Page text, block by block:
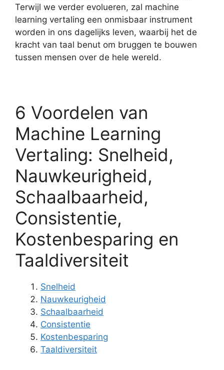
Terwijl we verder evolueren, zal machine
learning vertaling een onmisbaar instrument
worden in ons dagelijks leven, waarbij het de
kracht van taal benut om bruggen te bouwen
tussen mensen over de hele wereld.
6 Voordelen van
Machine Learning
Vertaling: Snelheid,
Nauwkeurigheid,
Schaalbaarheid,
Consistentie,
Kostenbesparing en
Taaldiversiteit
Snelheid
Nauwkeurigheid
Schaalbaarheid
Consistentie
Kostenbesparing
Taaldiversiteit